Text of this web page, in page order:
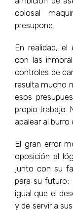
colosal
presupone.
En realidad,
con las
controles de
resulta mucho
esos
propio trabajo.
apalear al burro
El gran error
oposición al
junto con su
para su futuro;
igual que el
y de servir a